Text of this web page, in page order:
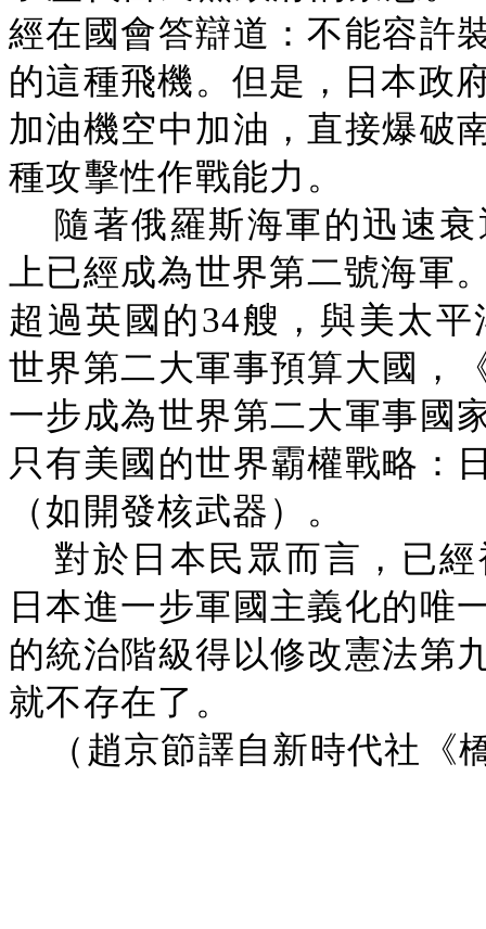
經在國會答辯道：不能容許
的這種飛機。但是，日本政
加油機空中加油，直接爆破
種攻擊性作戰能力。
隨著俄羅斯海軍的迅速
上已經成為世界第二號海軍
超過英國的34艘，與美太
世界第二大軍事預算大國，
一步成為世界第二大軍事國
只有美國的世界霸權戰略：
（如開發核武器）。
對於日本民眾而言，已
日本進一步軍國主義化的唯
的統治階級得以修改憲法第
就不存在了。
（趙京節譯自新時代社《